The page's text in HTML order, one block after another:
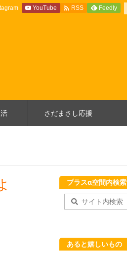
さだまさし応援
YouTube  RSS Feedly
プラスα空間内検索
あると嬉しいもの